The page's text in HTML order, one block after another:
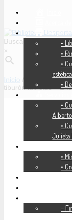
Buscar
×
Inicio / /
tiburón tabletas –
Tienda
•
•
•
estética
•
•
•
Julieta
•
•
–